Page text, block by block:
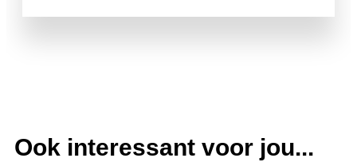
Ook interessant voor jou...